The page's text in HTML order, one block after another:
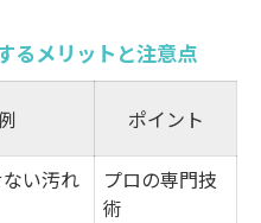
るメリットと注意点
ポイント
い汚れ
プロの専門技
術